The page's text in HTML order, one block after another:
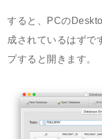
すると、PCの
成されているはずで
プすると開きます。